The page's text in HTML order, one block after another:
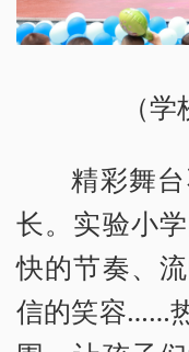
（
精彩舞
长。实验小
快的节奏、
信的笑容……